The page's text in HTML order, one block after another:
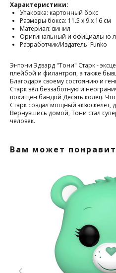
Характеристики:
Упаковка: картонный бокс
Размеры бокса: 11.5 х 9 х 16 см
Материал: винил
Оригинальный и официально
Разработчик/Издатель: Funko
Энтони Эдвард "Тони" Старк -
плейбой и филантроп, а также
Благодаря своему состоянию и
Старк вёл беззаботную и
похищен бандой Десять колец.
Старк создал мощный экзоскелет,
Вернувшись домой, Тони стал
человек.
Вам может